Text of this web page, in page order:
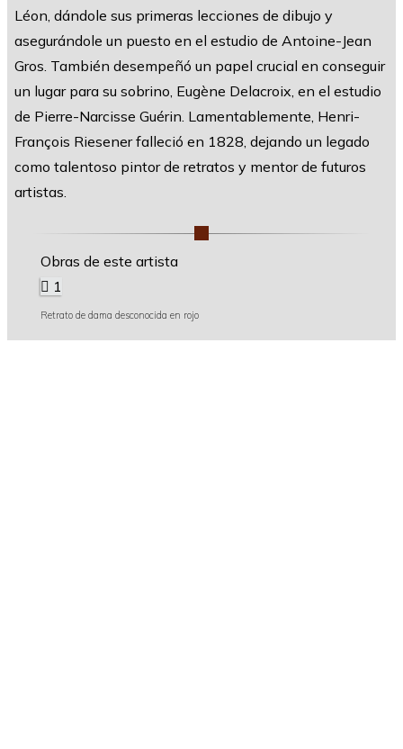
Léon, dándole sus primeras lecciones de dibujo y
asegurándole un puesto en el estudio de Antoine-Jean
Gros. También desempeñó un papel crucial en conseguir
un lugar para su sobrino, Eugène Delacroix, en el estudio
de Pierre-Narcisse Guérin. Lamentablemente, Henri-
François Riesener falleció en 1828, dejando un legado
como talentoso pintor de retratos y mentor de futuros
artistas.
Obras de este artista
1
Retrato de dama desconocida en rojo